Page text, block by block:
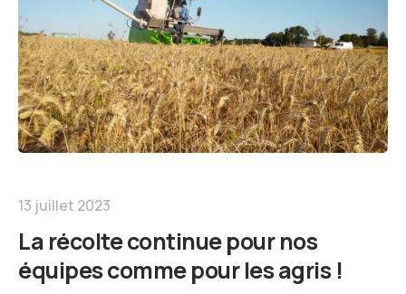
13 juillet 2023
La récolte continue pour nos
équipes comme pour les agris !